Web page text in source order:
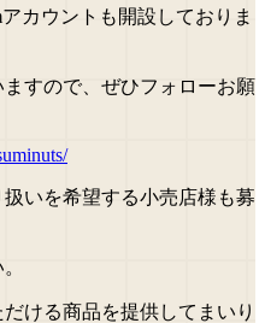
カウントも開設しておりま
すので、ぜひフォローお願
いを希望する小売店様も募
ける商品を提供してまいり